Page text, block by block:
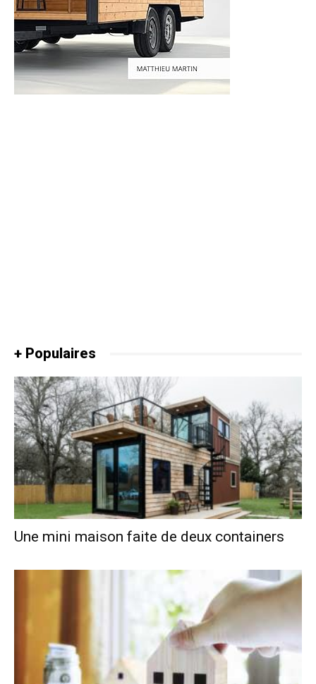
+ Populaires
Une mini maison faite de deux containers